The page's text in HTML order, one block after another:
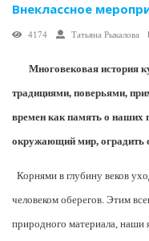
Внеклассное
4174 Татьяна Рыкалова
Многовековая история
традициями, поверьями,
времен как память о наших
окружающий мир, оградить
Корнями в глубину веков
человеком оберегов. Этим
природного материала, наши